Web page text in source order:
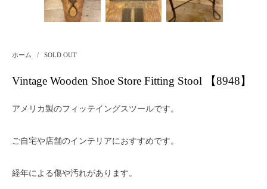
ホーム / SOLD OUT
Vintage Wooden Shoe Store Fitting Stool 【8948】
アメリカ製のフィッテイングスツールです。
ご自宅や店舗のインテリアにおすすめです。
経年による傷や汚れがあります。